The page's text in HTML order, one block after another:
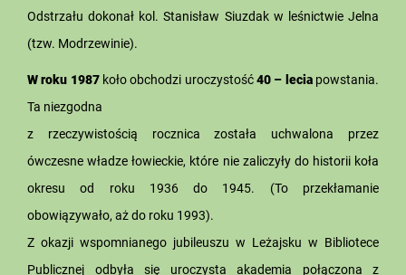
Odstrzału dokonał kol. Stanisław Siuzdak w leśnictwie Jelna
(tzw. Modrzewinie).
W roku 1987koło obchodzi uroczystość40 – leciapowstania.
Ta niezgodna
z rzeczywistością rocznica została uchwalona przez
ówczesne władze łowieckie, które nie zaliczyły do historii koła
okresu od roku 1936 do 1945. (To przekłamanie
obowiązywało, aż do roku 1993).
Z okazji wspomnianego jubileuszu w Leżajsku w Bibliotece
Publicznej odbyła się uroczysta akademia połączona z